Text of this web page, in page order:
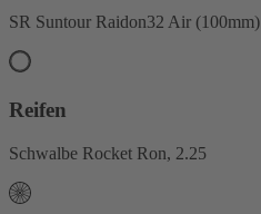
SR Suntour Raidon32 Air (100mm)
Reifen
Schwalbe Rocket Ron, 2.25